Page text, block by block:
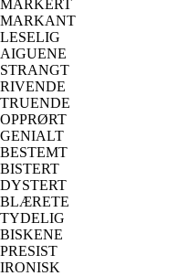
MARKERT
MARKANT
LESELIG
AIGUENE
STRANGT
RIVENDE
TRUENDE
OPPRØRT
GENIALT
BESTEMT
BISTERT
DYSTERT
BLÆRETE
TYDELIG
BISKENE
PRESIST
IRONISK